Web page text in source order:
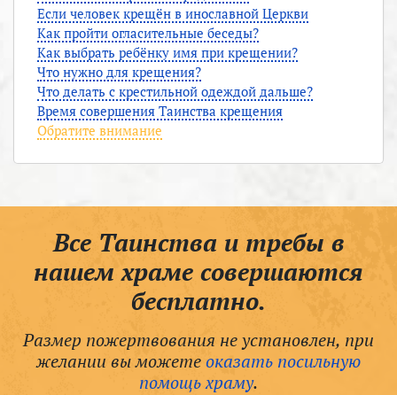
Если человек крещён в инославной Церкви
Как пройти огласительные беседы?
Как выбрать ребёнку имя при крещении?
Что нужно для крещения?
Что делать с крестильной одеждой дальше?
Время совершения Таинства крещения
Обратите внимание
Все Таинства и требы в
нашем храме совершаются
бесплатно.
Размер пожертвования не установлен, при
желании вы можетеоказать посильную
помощь храму.